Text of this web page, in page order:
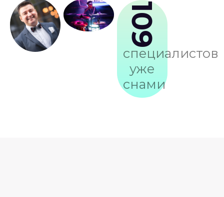
109
специалистов
уже
снами